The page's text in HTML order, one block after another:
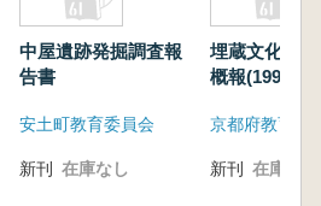
中屋遺跡発掘調査報
告書
安土町教育委員会
新刊 在庫なし
埋蔵文化財
概報(1993)
京都府教育委
新刊 在庫なし